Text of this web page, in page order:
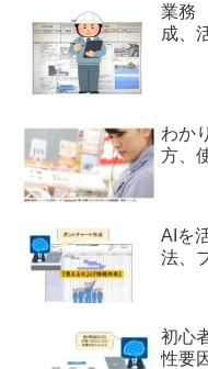
業務
成、
わか
方、
AIを
法、
初心
性要